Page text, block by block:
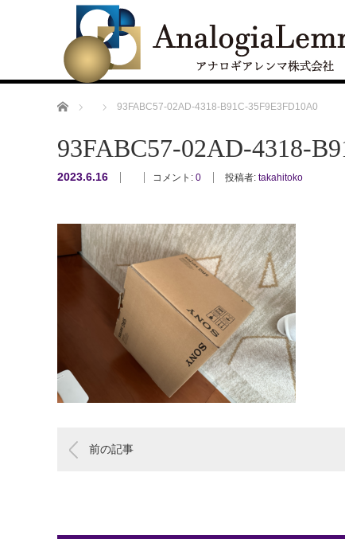
ホーム 93FABC57-02AD-4318-B91C-35F9E3FD10A0
93FABC57-02AD-4318-
2023.6.16 コメント: 0 投稿者: takahitoko
前の記事